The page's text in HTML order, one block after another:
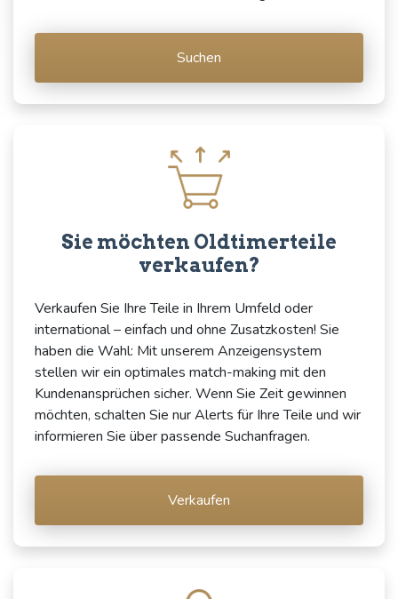
Suchen
Sie möchten Oldtimerteile
verkaufen?
Verkaufen Sie Ihre Teile in Ihrem Umfeld oder
international – einfach und ohne Zusatzkosten! Sie
haben die Wahl: Mit unserem Anzeigensystem
stellen wir ein optimales match-making mit den
Kundenansprüchen sicher. Wenn Sie Zeit gewinnen
möchten, schalten Sie nur Alerts für Ihre Teile und wir
informieren Sie über passende Suchanfragen.
Verkaufen